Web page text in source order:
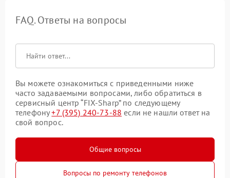
FAQ. Ответы на вопросы
Вы можете ознакомиться с приведенными ниже
часто задаваемыми вопросами, либо обратиться в
сервисный центр “FIX-Sharp” по следующему
телефону+7 (395) 240-73-88 если не нашли ответ на
свой вопрос.
Общие вопросы
Вопросы по ремонту телефонов